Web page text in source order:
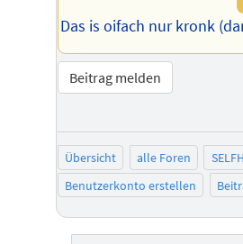
Das is oifach nur kronk
Beitrag melden
Übersicht alle Foren
Benutzerkonto erstellen